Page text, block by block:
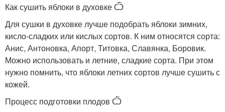
Как сушить яблоки в духовке Ѽ
Для сушки в духовке лучше подобрать яблоки зимних,
кисло-сладких или кислых сортов. К ним относятся сорта:
Анис, Антоновка, Апорт, Титовка, Славянка, Боровик.
Можно использовать и летние, сладкие сорта. При этом
нужно помнить, что яблоки летних сортов лучше сушить с
кожей.
Процесс подготовки плодов Ѽ